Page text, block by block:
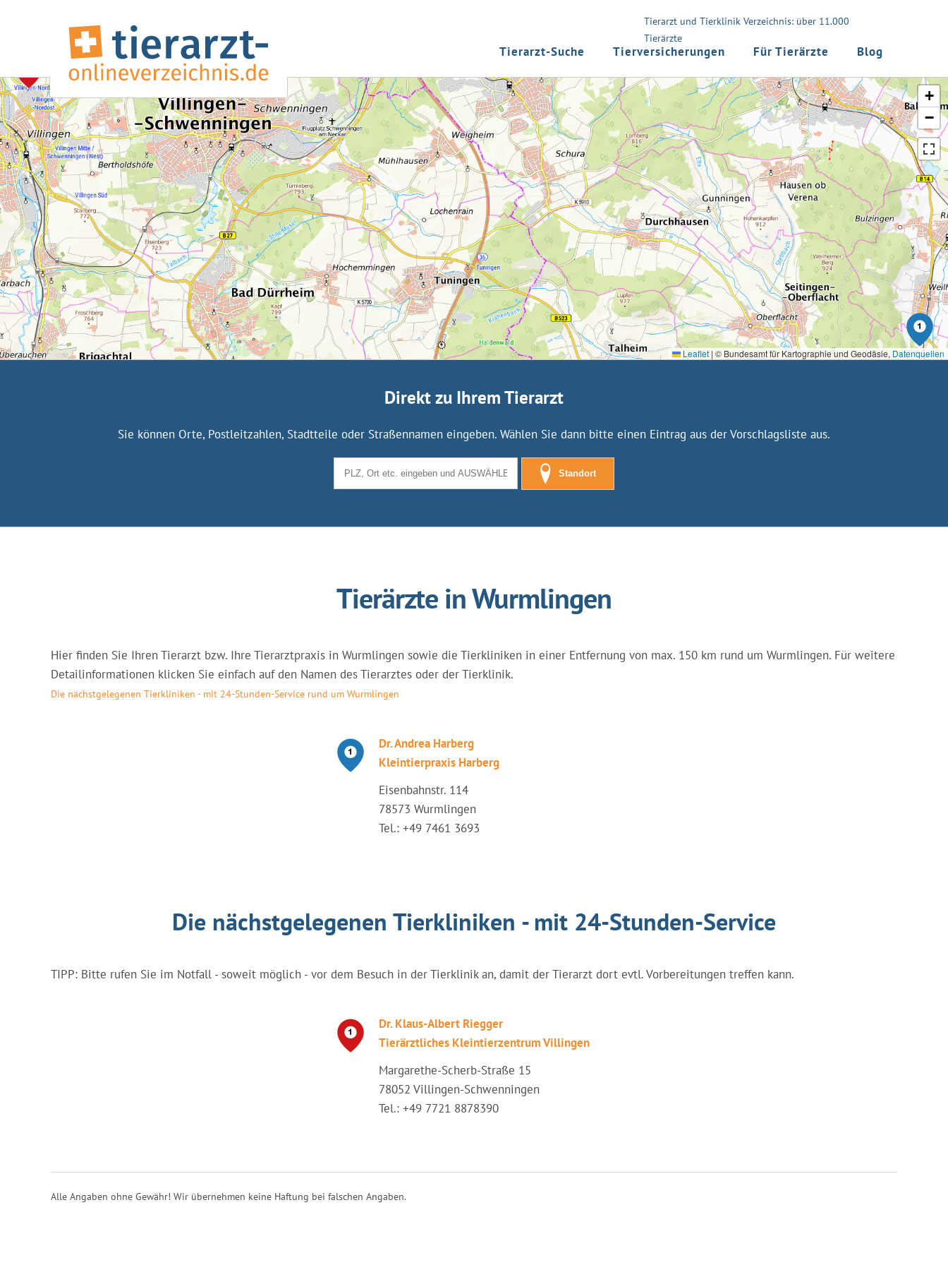
Tierarzt und Tierklinik Verzeichnis: über 11.000
Tierärzte
Tierarzt-Suche Tierversicherungen Für Tierärzte Blog
+
−
Leaflet | © Bundesamt für Kartographie und Geodäsie, Datenquellen
Direkt zu Ihrem Tierarzt
Sie können Orte, Postleitzahlen, Stadtteile oder Straßennamen eingeben. Wählen Sie dann bitte einen Eintrag aus der Vorschlagsliste aus.
Standort
Tierärzte in Wurmlingen
Hier finden Sie Ihren Tierarzt bzw. Ihre Tierarztpraxis in Wurmlingen sowie die Tierkliniken in einer Entfernung von max. 150 km rund um Wurmlingen. Für weitere
Detailinformationen klicken Sie einfach auf den Namen des Tierarztes oder der Tierklinik.
Die nächstgelegenen Tierkliniken - mit 24-Stunden-Service rund um Wurmlingen
Dr. Andrea Harberg
Kleintierpraxis Harberg
Eisenbahnstr. 114
78573 Wurmlingen
Tel.: +49 7461 3693
Die nächstgelegenen Tierkliniken - mit 24-Stunden-Service
TIPP: Bitte rufen Sie im Notfall - soweit möglich - vor dem Besuch in der Tierklinik an, damit der Tierarzt dort evtl. Vorbereitungen treffen kann.
Dr. Klaus-Albert Riegger
Tierärztliches Kleintierzentrum Villingen
Margarethe-Scherb-Straße 15
78052 Villingen-Schwenningen
Tel.: +49 7721 8878390
Alle Angaben ohne Gewähr! Wir übernehmen keine Haftung bei falschen Angaben.